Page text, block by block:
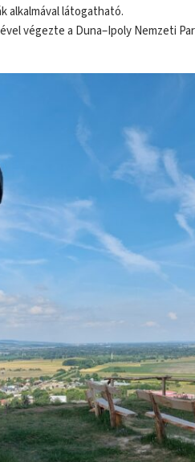
alkalmával látogatható.
végezte a Duna–Ipoly Nemzeti